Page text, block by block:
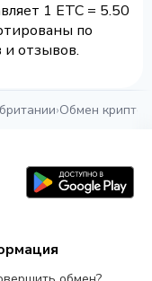
1 ETC = 5.50
по
и отзывов.
›Обмен